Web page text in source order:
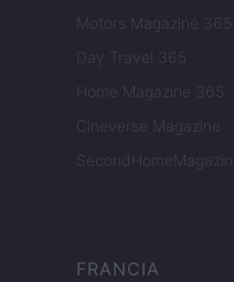
Motors Magazine 365
Day Travel 365
Home Magazine 365
Cineverse Magazine
SecondHomeMagazine
FRANCIA